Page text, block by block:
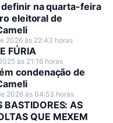
definir na quarta-feira
eleitoral de
2026 às 22:43 horas
FÚRIA
às 21:16 horas
condenação de
2026 às 04:53 horas
BASTIDORES: AS
QUE MEXEM